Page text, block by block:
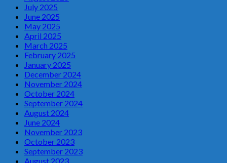
July 2025
June 2025
May 2025
April 2025
March 2025
February 2025
January 2025
December 2024
November 2024
October 2024
September 2024
August 2024
June 2024
November 2023
October 2023
September 2023
August 2023